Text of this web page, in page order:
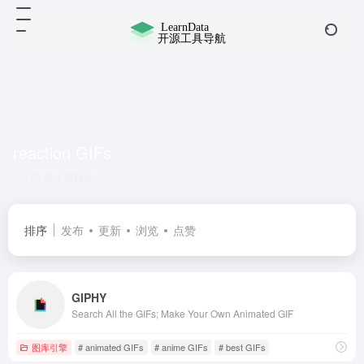
排序 发布 更新 浏览 点赞
GIPHY
Search All the GIFs; Make Your Own Animated GIF
图库引擎 # animated GIFs # anime GIFs # best GIFs